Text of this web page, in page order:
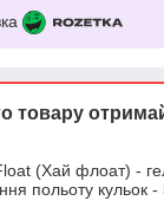
товару
(Хай флоат) -
польоту кульок